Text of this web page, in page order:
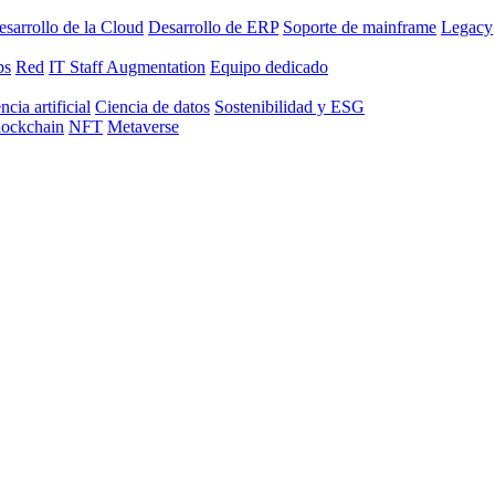
de la Cloud Desarrollo de ERP Soporte de mainframe Legacy
Red IT Staff Augmentation Equipo dedicado
artificial Ciencia de datos Sostenibilidad y ESG
NFT Metaverse